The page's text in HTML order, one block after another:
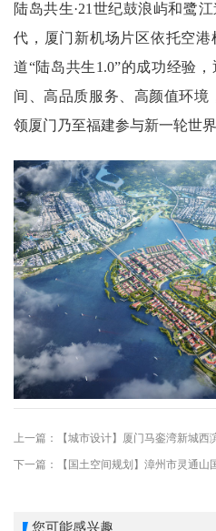
陆岛共生·21世纪鼓浪屿和鹭
代，厦门新机场片区依托空
道“陆岛共生1.0”的成功经验
间、高品质服务、高颜值环境
领厦门乃至福建参与新一轮世界
上一篇：【城市设计】厦门马銮湾新城西
下一篇：【国土空间规划】漳州市灵通山
您可能感兴趣